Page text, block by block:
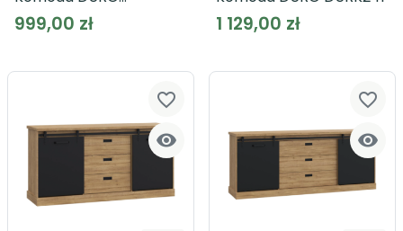
DURK231L
999,00 zł 1 129,00 zł

favorite_border

favorite_border